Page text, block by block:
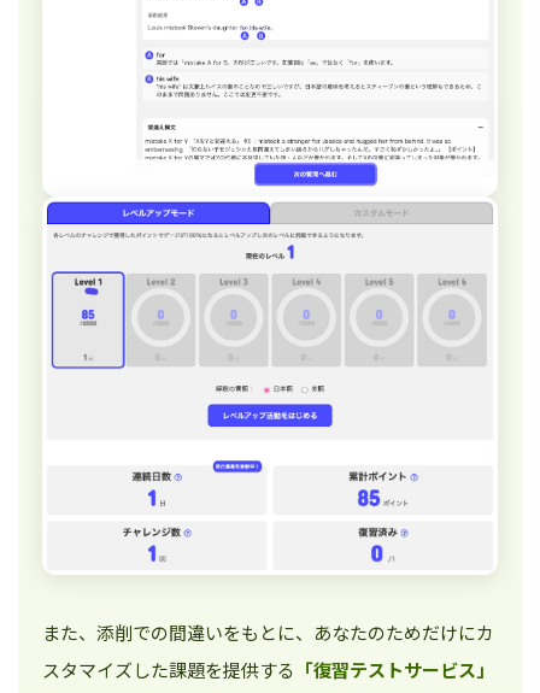
また、添削での間違いをもとに、あなたのためだけにカ
スタマイズした課題を提供する 「復習テストサービス」